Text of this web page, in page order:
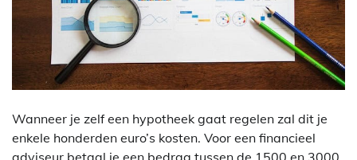
Wanneer je zelf een hypotheek gaat regelen zal dit je
enkele honderden euro’s kosten. Voor een financieel